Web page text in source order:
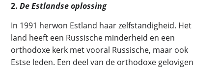
2. De Estlandse oplossing
In 1991 herwon Estland haar zelfstandigheid. Het
land heeft een Russische minderheid en een
orthodoxe kerk met vooral Russische, maar ook
Estse leden. Een deel van de orthodoxe gelovigen